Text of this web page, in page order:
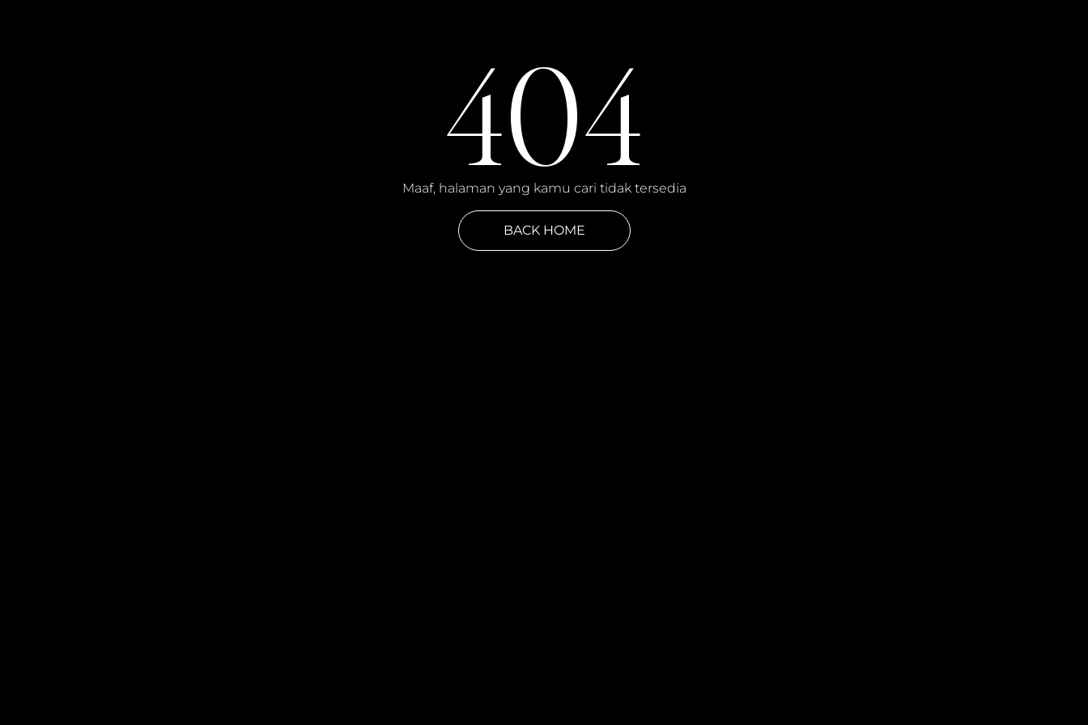
404
Maaf, halaman yang kamu cari tidak tersedia
BACK HOME